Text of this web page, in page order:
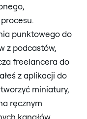
punktowego do
z podcastów,
freelancera do
z aplikacji do
miniatury,
ręcznym
kanałów